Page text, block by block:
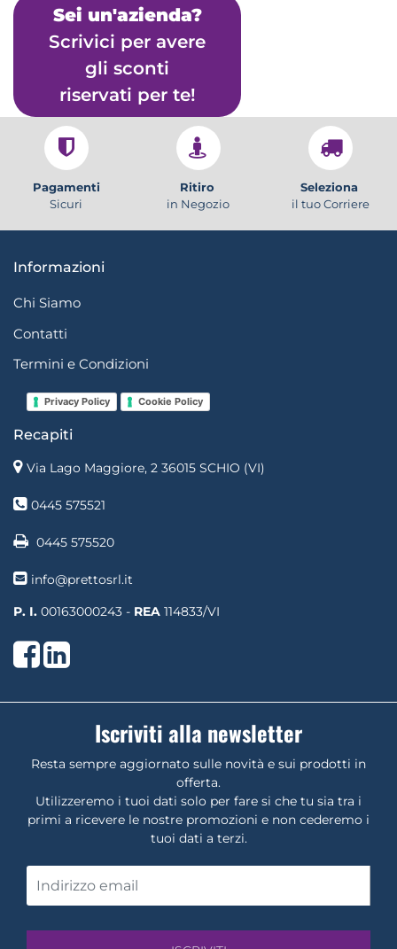
Sei un'azienda?
Scrivici per avere
gli sconti
riservati per te!
Pagamenti
Sicuri
Ritiro
in Negozio
Seleziona
il tuo Corriere
Informazioni
Chi Siamo
Contatti
Termini e Condizioni
Privacy Policy Cookie Policy
Recapiti
Via Lago Maggiore, 2 36015 SCHIO (VI)
0445 575521
0445 575520
info@prettosrl.it
P. I. 00163000243 - REA 114833/VI
Facebook
LinkedIn
Iscriviti alla newsletter
Resta sempre aggiornato sulle novità e sui prodotti in
offerta.
Utilizzeremo i tuoi dati solo per fare si che tu sia tra i
primi a ricevere le nostre promozioni e non cederemo i
tuoi dati a terzi.